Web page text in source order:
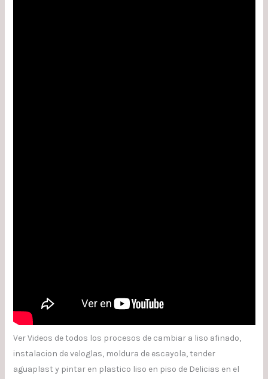
Ver Videos de todos los procesos de cambiar a liso afinado,
instalacion de veloglas, moldura de escayola, tender
aguaplast y pintar en plastico liso en piso de Delicias en el